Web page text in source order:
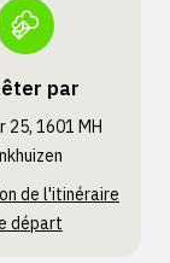
par
25, 1601 MH
de l'itinéraire
départ